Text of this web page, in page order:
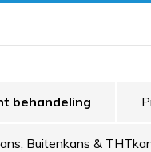
behandeling
Buitenkans &